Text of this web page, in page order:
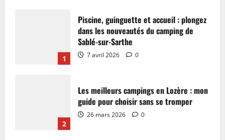
1
Piscine, guinguette et accueil : plongez
dans les nouveautés du camping de
Sablé-sur-Sarthe
7 avril 2026 0
2
Les meilleurs campings en Lozère : mon
guide pour choisir sans se tromper
26 mars 2026 0